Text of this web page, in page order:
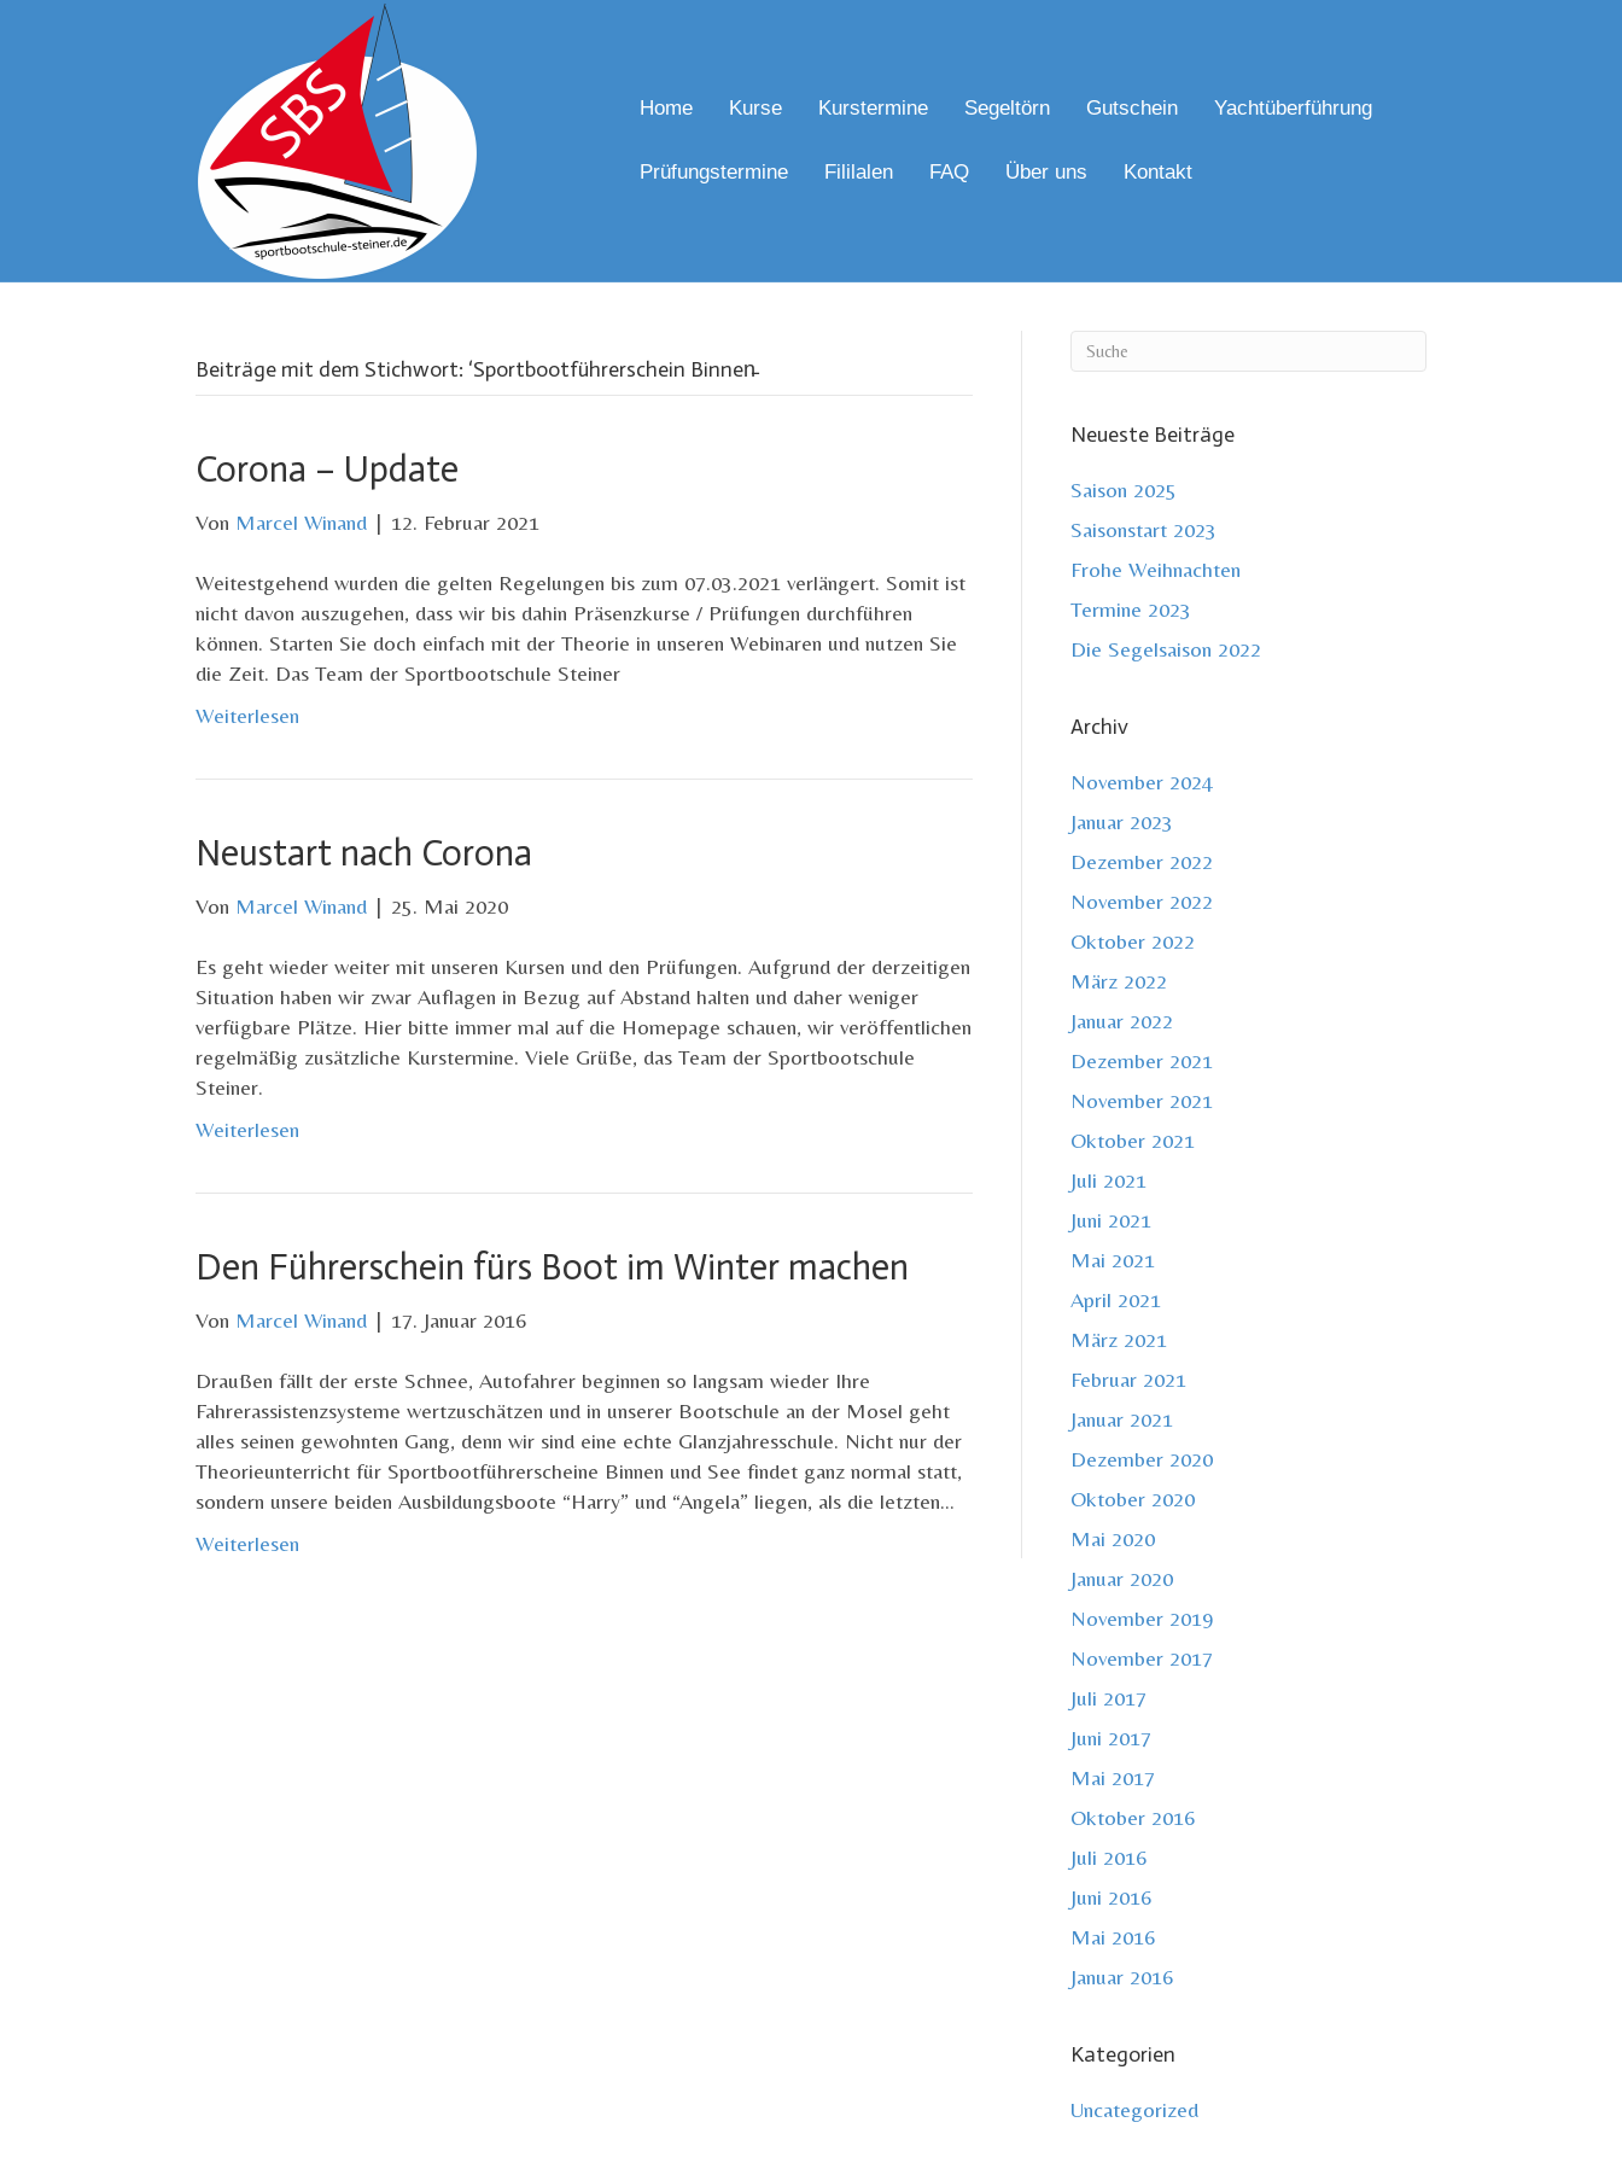
Home Kurse Kurstermine Segeltörn Gutschein Yachtüberführung
Prüfungstermine Fililalen FAQ Über uns Kontakt
Beiträge mit dem Stichwort: ‘Sportbootführerschein Binnen̵
Corona – Update
Von Marcel Winand | 12. Februar 2021
Weitestgehend wurden die gelten Regelungen bis zum 07.03.2021 verlängert. Somit ist
nicht davon auszugehen, dass wir bis dahin Präsenzkurse / Prüfungen durchführen
können. Starten Sie doch einfach mit der Theorie in unseren Webinaren und nutzen Sie
die Zeit. Das Team der Sportbootschule Steiner
Weiterlesen
Neustart nach Corona
Von Marcel Winand | 25. Mai 2020
Es geht wieder weiter mit unseren Kursen und den Prüfungen. Aufgrund der derzeitigen
Situation haben wir zwar Auflagen in Bezug auf Abstand halten und daher weniger
verfügbare Plätze. Hier bitte immer mal auf die Homepage schauen, wir veröffentlichen
regelmäßig zusätzliche Kurstermine. Viele Grüße, das Team der Sportbootschule
Steiner.
Weiterlesen
Den Führerschein fürs Boot im Winter machen
Von Marcel Winand | 17. Januar 2016
Draußen fällt der erste Schnee, Autofahrer beginnen so langsam wieder Ihre
Fahrerassistenzsysteme wertzuschätzen und in unserer Bootschule an der Mosel geht
alles seinen gewohnten Gang, denn wir sind eine echte Glanzjahresschule. Nicht nur der
Theorieunterricht für Sportbootführerscheine Binnen und See findet ganz normal statt,
sondern unsere beiden Ausbildungsboote “Harry” und “Angela” liegen, als die letzten…
Weiterlesen
Neueste Beiträge
Saison 2025
Saisonstart 2023
Frohe Weihnachten
Termine 2023
Die Segelsaison 2022
Archiv
November 2024
Januar 2023
Dezember 2022
November 2022
Oktober 2022
März 2022
Januar 2022
Dezember 2021
November 2021
Oktober 2021
Juli 2021
Juni 2021
Mai 2021
April 2021
März 2021
Februar 2021
Januar 2021
Dezember 2020
Oktober 2020
Mai 2020
Januar 2020
November 2019
November 2017
Juli 2017
Juni 2017
Mai 2017
Oktober 2016
Juli 2016
Juni 2016
Mai 2016
Januar 2016
Kategorien
Uncategorized